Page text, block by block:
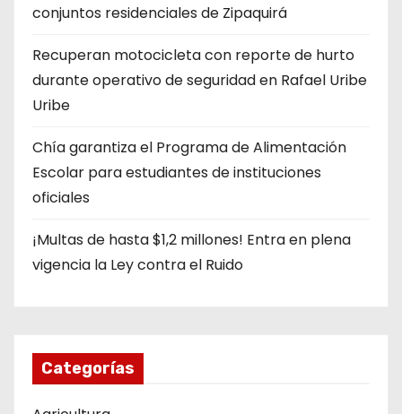
conjuntos residenciales de Zipaquirá
Recuperan motocicleta con reporte de hurto
durante operativo de seguridad en Rafael Uribe
Uribe
Chía garantiza el Programa de Alimentación
Escolar para estudiantes de instituciones
oficiales
¡Multas de hasta $1,2 millones! Entra en plena
vigencia la Ley contra el Ruido
Categorías